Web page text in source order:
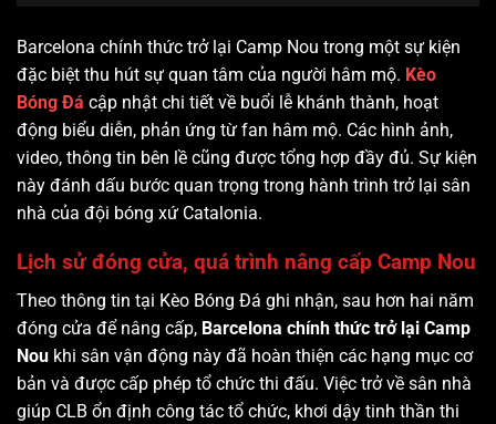
Barcelona chính thức trở lại Camp Nou trong một sự kiện
đặc biệt thu hút sự quan tâm của người hâm mộ. Kèo
Bóng Đá cập nhật chi tiết về buổi lễ khánh thành, hoạt
động biểu diễn, phản ứng từ fan hâm mộ. Các hình ảnh,
video, thông tin bên lề cũng được tổng hợp đầy đủ. Sự kiện
này đánh dấu bước quan trọng trong hành trình trở lại sân
nhà của đội bóng xứ Catalonia.
Lịch sử đóng cửa, quá trình nâng cấp Camp Nou
Theo thông tin tại Kèo Bóng Đá ghi nhận, sau hơn hai năm
đóng cửa để nâng cấp, Barcelona chính thức trở lại Camp
Nou khi sân vận động này đã hoàn thiện các hạng mục cơ
bản và được cấp phép tổ chức thi đấu. Việc trở về sân nhà
giúp CLB ổn định công tác tổ chức, khơi dậy tinh thần thi